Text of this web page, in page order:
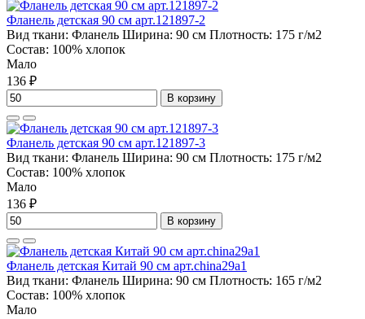
Фланель детская 90 см арт.121897-2
Вид ткани: Фланель Ширина: 90 см Плотность: 175 г/м2
Состав: 100% хлопок
Мало
136 ₽
В корзину
Фланель детская 90 см арт.121897-3
Вид ткани: Фланель Ширина: 90 см Плотность: 175 г/м2
Состав: 100% хлопок
Мало
136 ₽
В корзину
Фланель детская Китай 90 см арт.china29a1
Вид ткани: Фланель Ширина: 90 см Плотность: 165 г/м2
Состав: 100% хлопок
Мало